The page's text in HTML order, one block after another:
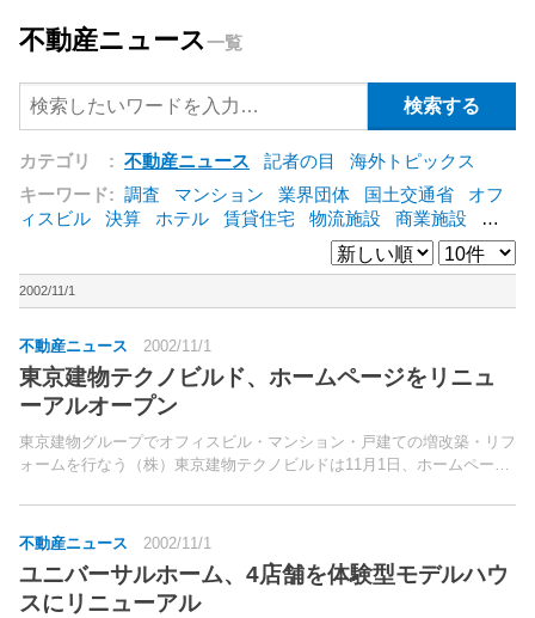
不動産ニュース一覧
カテゴリ : 不動産ニュース 記者の目
海外トピックス
キーワード: 調査 マンション 業界団体 国土交通省
オフ
ィスビル
決算 ホテル 賃貸住宅 物流施設 商業施設
海
東急不動産 賃料
ア
野村不動産 ZEH [+]
2002/11/1
不動産ニュース 2002/11/1
東京建物テクノビルド、ホームページをリニュ
ーアルオープン
東京建物グループでオフィスビル・マンション・戸建ての増改築・リフ
ォームを行なう（株）東京建物テクノビルドは11月1日、ホームページ
ニューアルでは、サイ...
不動産ニュース 2002/11/1
ユニバーサルホーム、4店舗を体験型モデルハウ
スにリニューアル